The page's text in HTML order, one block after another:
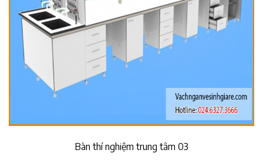
Bàn thí nghiệm trung tâm 03